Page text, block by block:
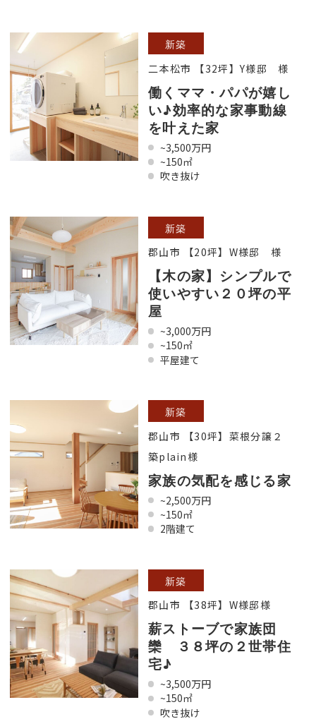
新築
二本松市 【32坪】Y様邸 様
働くママ・パパが嬉し
い♪効率的な家事動線
を叶えた家
~3,500万円
~150㎡
吹き抜け
新築
郡山市 【20坪】W様邸 様
【木の家】シンプルで
使いやすい２０坪の平
屋
~3,000万円
~150㎡
平屋建て
新築
郡山市 【30坪】菜根分譲２
築plain様
家族の気配を感じる家
~2,500万円
~150㎡
2階建て
新築
郡山市 【38坪】W様邸様
薪ストーブで家族団
欒 ３８坪の２世帯住
宅♪
~3,500万円
~150㎡
吹き抜け